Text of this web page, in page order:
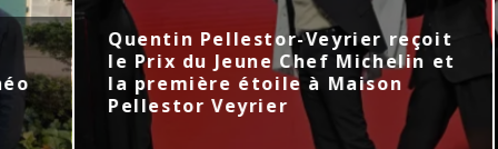
Veyrier reçoit
Jeune Chef Michelin et
étoile à Maison
Veyrier
Guide Michelin
Morainières
Étoiles et 61
rejoignent le